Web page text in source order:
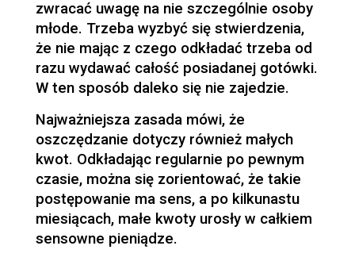
zwracać uwagę na nie szczególnie osoby
młode. Trzeba wyzbyć się stwierdzenia,
że nie mając z czego odkładać trzeba od
razu wydawać całość posiadanej gotówki.
W ten sposób daleko się nie zajedzie.
Najważniejsza zasada mówi, że
oszczędzanie dotyczy również małych
kwot. Odkładając regularnie po pewnym
czasie, można się zorientować, że takie
postępowanie ma sens, a po kilkunastu
miesiącach, małe kwoty urosły w całkiem
sensowne pieniądze.